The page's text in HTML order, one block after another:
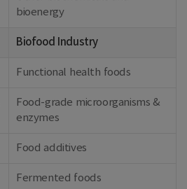
bioenergy
Biofood Industry
Functional health foods
Food-grade microorganisms &
enzymes
Food additives
Fermented foods